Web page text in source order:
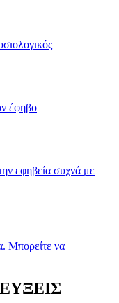
έφηβο
εφηβεία συχνά με
Μπορείτε να